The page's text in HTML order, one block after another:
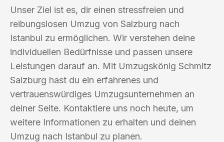
Unser Ziel ist es, dir einen stressfreien und
reibungslosen Umzug von Salzburg nach
Istanbul zu ermöglichen. Wir verstehen deine
individuellen Bedürfnisse und passen unsere
Leistungen darauf an. Mit Umzugskönig Schmitz
Salzburg hast du ein erfahrenes und
vertrauenswürdiges Umzugsunternehmen an
deiner Seite. Kontaktiere uns noch heute, um
weitere Informationen zu erhalten und deinen
Umzug nach Istanbul zu planen.